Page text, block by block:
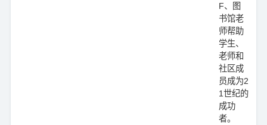
F、图
书馆老
师帮助
学生、
老师和
社区成
员成为2
1世纪的
成功
者。